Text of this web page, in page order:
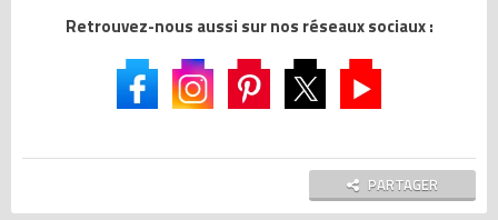
Retrouvez-nous aussi sur nos réseaux sociaux :
PARTAGER